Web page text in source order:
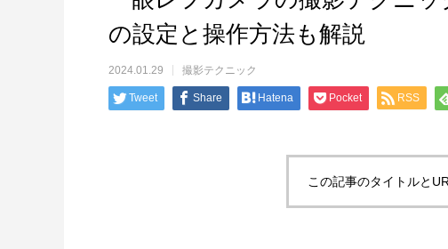
の設定と操作方法も解説
2024.01.29 撮影テクニック
Tweet Share Hatena Pocket RSS
この記事のタイトルと